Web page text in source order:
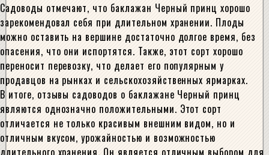
Садоводы отмечают, что баклажан Черный принц хорошо
зарекомендовал себя при длительном хранении. Плоды
можно оставить на вершине достаточно долгое время, без
опасения, что они испортятся. Также, этот сорт хорошо
переносит перевозку, что делает его популярным у
продавцов на рынках и сельскохозяйственных ярмарках.
В итоге, отзывы садоводов о баклажане Черный принц
являются однозначно положительными. Этот сорт
отличается не только красивым внешним видом, но и
отличным вкусом, урожайностью и возможностью
длительного хранения. Он является отличным выбором для